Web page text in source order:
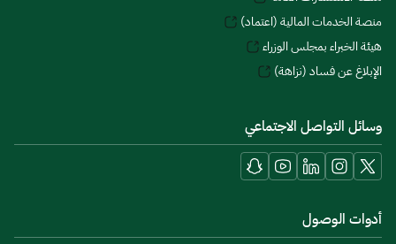
منصة الخدمات المالية (اعتماد)
هيئة الخبراء بمجلس الوزراء
الإبلاغ عن فساد (نزاهة)
وسائل التواصل الاجتماعي
أدوات الوصول